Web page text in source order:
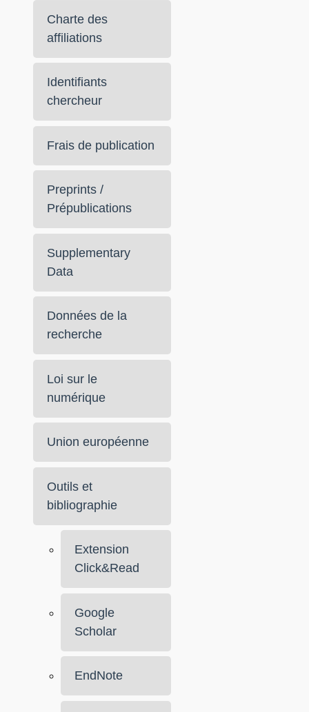
Charte des
affiliations
Identifiants
chercheur
Frais de publication
Preprints /
Prépublications
Supplementary
Data
Données de la
recherche
Loi sur le
numérique
Union européenne
Outils et
bibliographie
Extension
Click&Read
Google
Scholar
EndNote